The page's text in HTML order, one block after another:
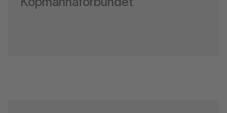
Köpmannaförbundet